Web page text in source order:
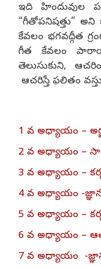
ఇది హిందువుల
“గీతోపనిషత్తు”
కేవలం భగవద్గీత
గీత కేవలం
తెలుసుకుని,
ఆచరిస్తే ఫలితం
1 వ అధ్యాయం –
2 వ అధ్యాయం –
3 వ అధ్యాయం –
4 వ అధ్యాయం -
5 వ అధ్యాయం –
6 వ అధ్యాయం –
7 వ అధ్యాయం -